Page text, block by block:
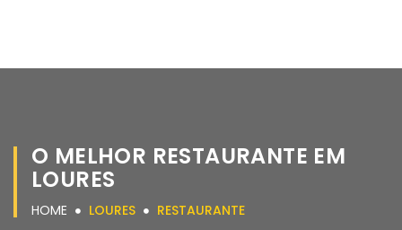
O MELHOR RESTAURANTE EM
LOURES
HOME LOURES RESTAURANTE